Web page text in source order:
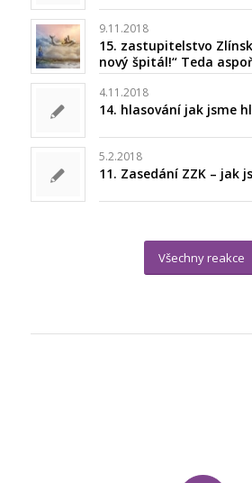
9.11.2018
15. zastupitelstvo
nový špitál!“ Teda
4.11.2018
14. hlasování jak jsme
5.2.2018
11. Zasedání ZZK – jak
Všechny reakce